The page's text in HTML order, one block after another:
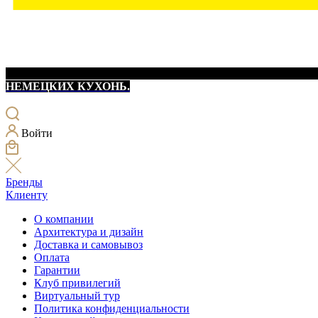
НЕМЕЦКИХ КУХОНЬ.
Войти
Бренды
Клиенту
О компании
Архитектура и дизайн
Доставка и самовывоз
Оплата
Гарантии
Клуб привилегий
Виртуальный тур
Политика конфиденциальности